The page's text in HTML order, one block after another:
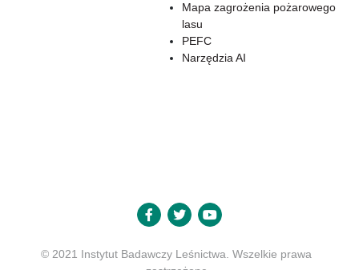
Mapa zagrożenia pożarowego
lasu
PEFC
Narzędzia AI
© 2021 Instytut Badawczy Leśnictwa. Wszelkie prawa